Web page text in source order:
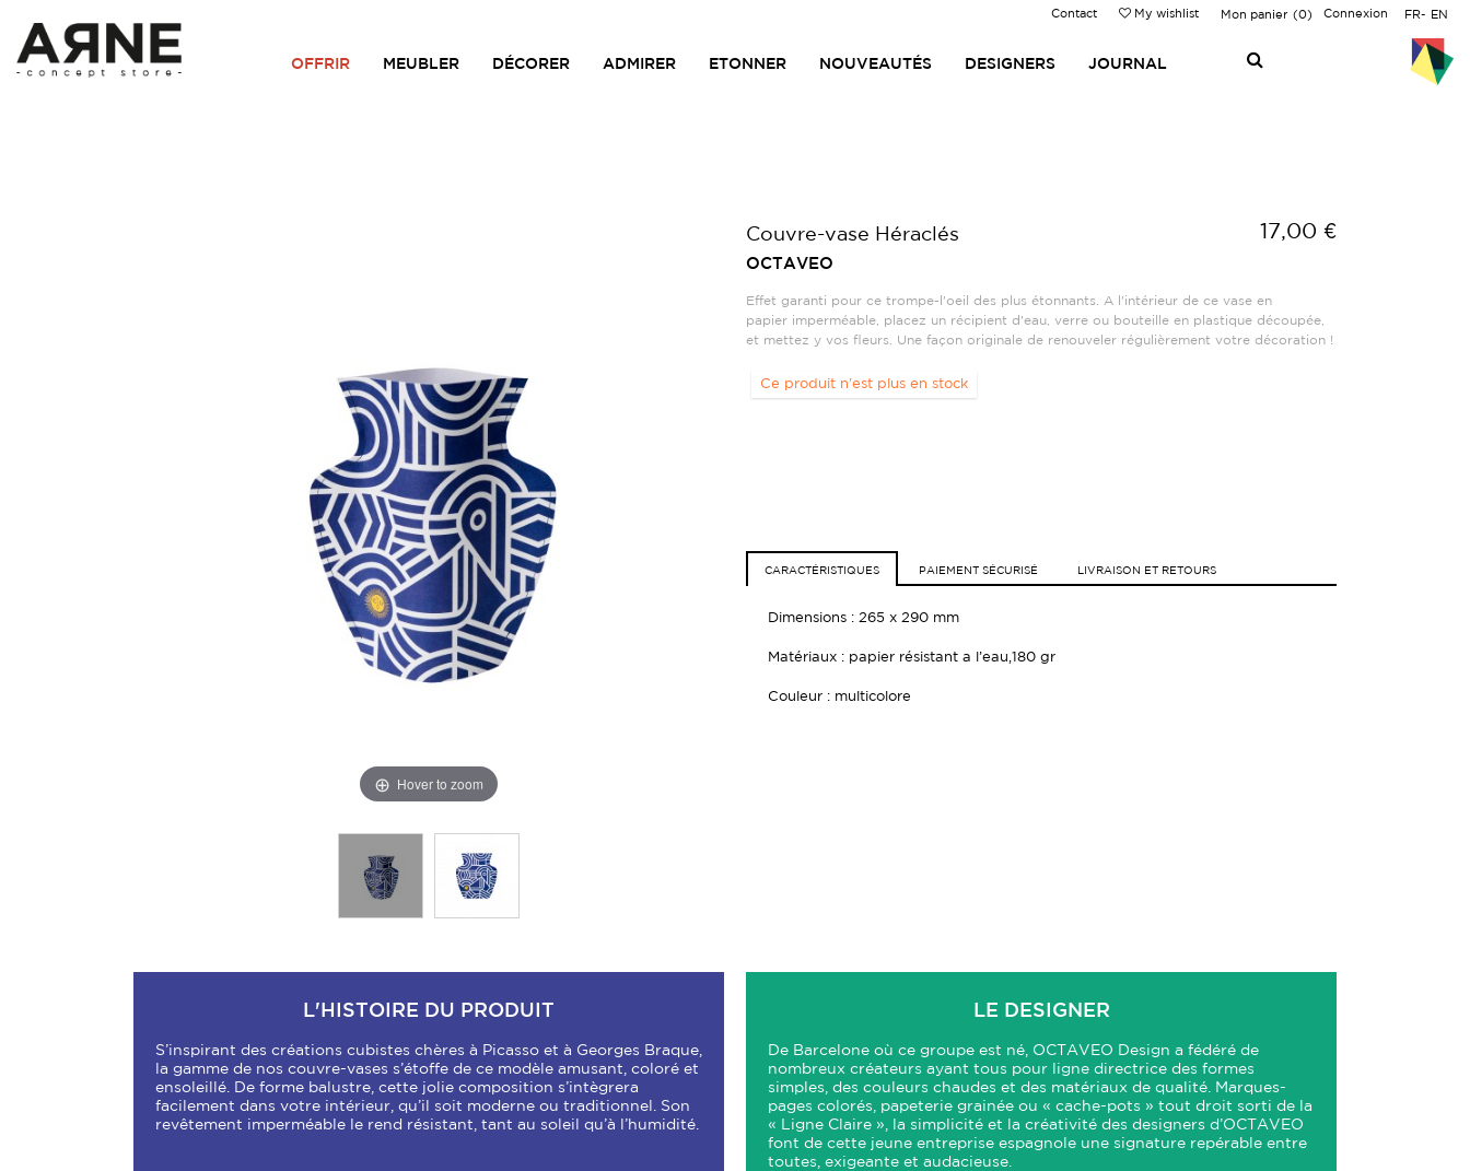
FR EN
Connexion
Mon panier 0
My wishlist
Contact
OFFRIR MEUBLER DÉCORER ADMIRER ETONNER NOUVEAUTÉS DESIGNERS JOURNAL
Hover to zoom
Couvre-vase Héraclés 17,00 €
OCTAVEO
Effet garanti pour ce trompe-l'oeil des plus étonnants. A l'intérieur de ce vase en
papier imperméable, placez un récipient d'eau, verre ou bouteille en plastique découpée,
et mettez y vos fleurs. Une façon originale de renouveler régulièrement votre décoration !
Ce produit n'est plus en stock
CARACTÉRISTIQUES PAIEMENT SÉCURISÉ LIVRAISON ET RETOURS
Dimensions : 265 x 290 mm
Matériaux : papier résistant a l’eau,180 gr
Couleur : multicolore
L'HISTOIRE DU PRODUIT
S’inspirant des créations cubistes chères à Picasso et à Georges Braque,
la gamme de nos couvre-vases s’étoffe de ce modèle amusant, coloré et
ensoleillé. De forme balustre, cette jolie composition s’intègrera
facilement dans votre intérieur, qu’il soit moderne ou traditionnel. Son
revêtement imperméable le rend résistant, tant au soleil qu’à l’humidité.
LE DESIGNER
De Barcelone où ce groupe est né, OCTAVEO Design a fédéré de
nombreux créateurs ayant tous pour ligne directrice des formes
simples, des couleurs chaudes et des matériaux de qualité. Marques-
pages colorés, papeterie grainée ou « cache-pots » tout droit sorti de la
« Ligne Claire », la simplicité et la créativité des designers d’OCTAVEO
font de cette jeune entreprise espagnole une signature repérable entre
toutes, exigeante et audacieuse.